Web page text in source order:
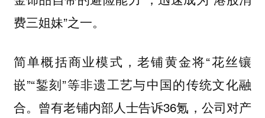
费三姐妹”之一。
简单概括商业模式，老铺黄金将“花丝镶
嵌”“錾刻”等非遗工艺与中国的传统文化融
合。曾有老铺内部人士告诉36氪，公司对产